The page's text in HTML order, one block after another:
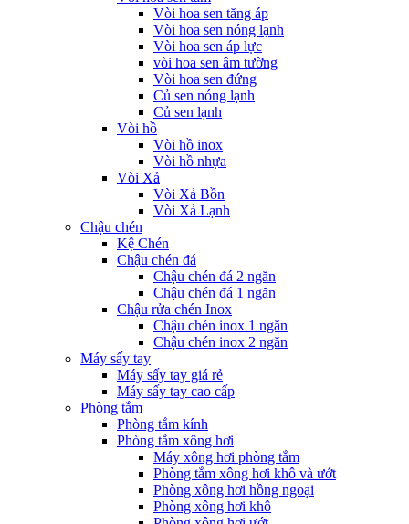
Vòi hoa sen tăng áp
Vòi hoa sen nóng lạnh
Vòi hoa sen áp lực
vòi hoa sen âm tường
Vòi hoa sen đứng
Củ sen nóng lạnh
Củ sen lạnh
Vòi hồ
Vòi hồ inox
Vòi hồ nhựa
Vòi Xả
Vòi Xả Bồn
Vòi Xả Lạnh
Chậu chén
Kệ Chén
Chậu chén đá
Chậu chén đá 2 ngăn
Chậu chén đá 1 ngăn
Chậu rửa chén Inox
Chậu chén inox 1 ngăn
Chậu chén inox 2 ngăn
Máy sấy tay
Máy sấy tay giá rẻ
Máy sấy tay cao cấp
Phòng tắm
Phòng tắm kính
Phòng tắm xông hơi
Máy xông hơi phòng tắm
Phòng tắm xông hơi khô và ướt
Phòng xông hơi hồng ngoại
Phòng xông hơi khô